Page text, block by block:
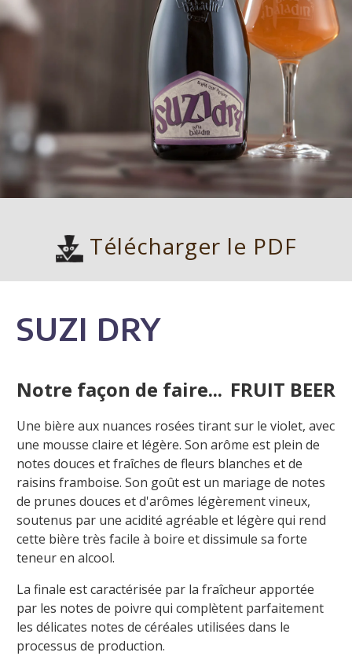
Télécharger le PDF
SUZI DRY
Notre façon de faire... FRUIT BEER
Une bière aux nuances rosées tirant sur le violet, avec
une mousse claire et légère. Son arôme est plein de
notes douces et fraîches de fleurs blanches et de
raisins framboise. Son goût est un mariage de notes
de prunes douces et d'arômes légèrement vineux,
soutenus par une acidité agréable et légère qui rend
cette bière très facile à boire et dissimule sa forte
teneur en alcool.
La finale est caractérisée par la fraîcheur apportée
par les notes de poivre qui complètent parfaitement
les délicates notes de céréales utilisées dans le
processus de production.